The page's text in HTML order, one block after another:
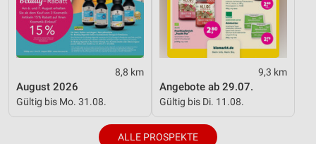
8,8 km
August 2026
Gültig bis Mo. 31.08.
9,3 km
Angebote ab 29.07.
Gültig bis Di. 11.08.
ALLE PROSPEKTE